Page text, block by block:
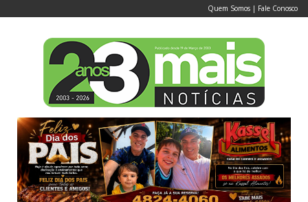
Quem Somos | Fale Conosco